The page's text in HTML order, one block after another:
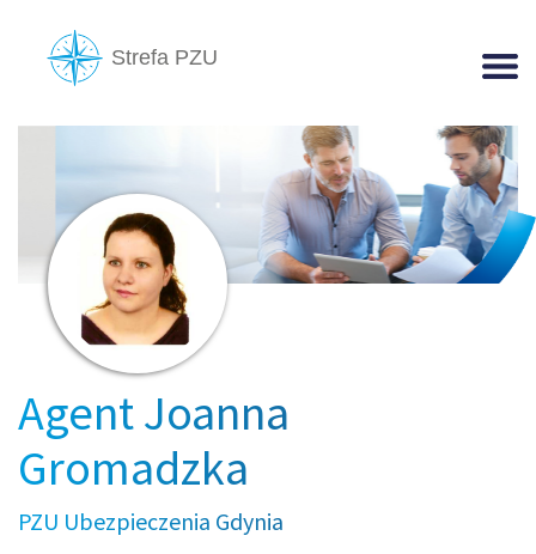
Agent Joanna
Gromadzka
PZU Ubezpieczenia Gdynia